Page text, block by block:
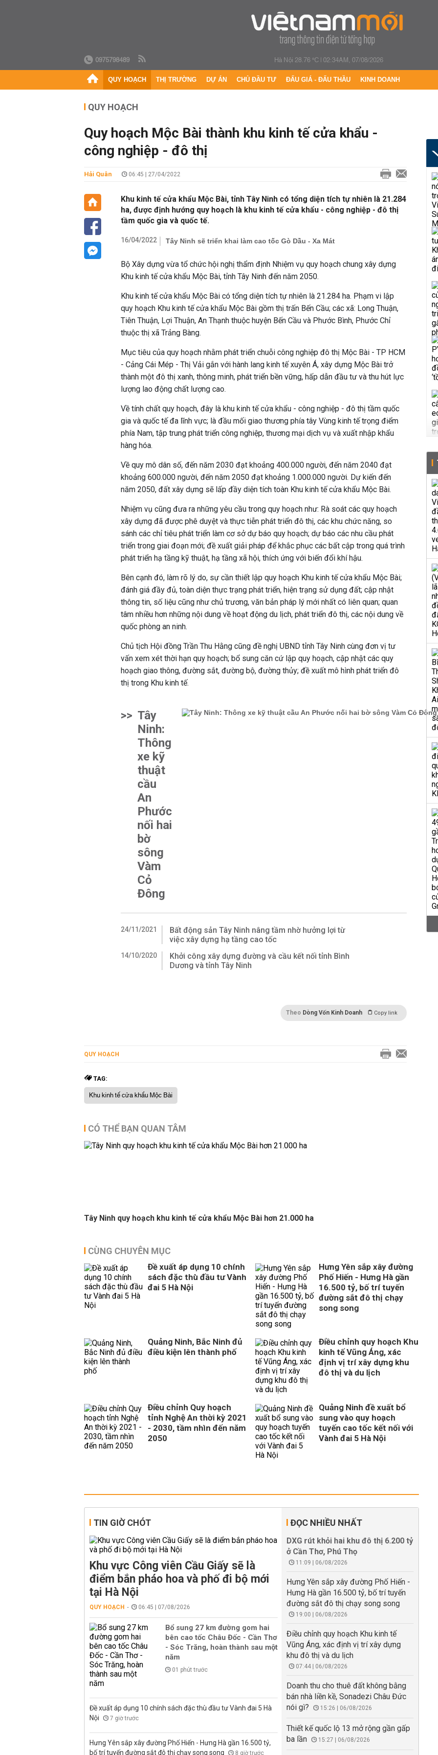
0975798489 Hà Nội 28.76 °C|02:34AM, 07/08/2026
QUY HOẠCH THỊ TRƯỜNG DỰ ÁN CHỦ ĐẦU TƯ ĐẤU GIÁ - ĐẤU THẦU KINH DOANH
QUY HOẠCH
Quy hoạch Mộc Bài thành khu kinh tế cửa khẩu -
công nghiệp - đô thị
Hải Quân 06:45 | 27/04/2022
Khu kinh tế cửa khẩu Mộc Bài, tỉnh Tây Ninh có tổng diện tích tự nhiên là 21.284
ha, được định hướng quy hoạch là khu kinh tế cửa khẩu - công nghiệp - đô thị
tầm quốc gia và quốc tế.
16/04/2022 Tây Ninh sẽ triển khai làm cao tốc Gò Dầu - Xa Mát
Bộ Xây dựng vừa tổ chức hội nghị thẩm định Nhiệm vụ quy hoạch chung xây dựng
Khu kinh tế cửa khẩu Mộc Bài, tỉnh Tây Ninh đến năm 2050.
Khu kinh tếcửa khẩu Mộc Bài có tổng diện tích tự nhiên là 21.284 ha. Phạm vi lập
quy hoạch Khu kinh tế cửa khẩu Mộc Bài gồm thị trấn Bến Cầu; các xã: Long Thuận,
Tiên Thuận, Lợi Thuận, An Thạnh thuộc huyện Bến Cầu và Phước Bình, Phước Chỉ
thuộc thị xã Trảng Bàng.
Mục tiêu của quy hoạch nhằm phát triển chuỗi công nghiệp đô thị Mộc Bài - TP HCM
- Cảng Cái Mép - Thị Vải gắn với hành lang kinh tế xuyên Á, xây dựng Mộc Bài trở
thành một đô thị xanh, thông minh, phát triển bền vững, hấp dẫn đầu tư và thu hút lực
lượng lao động chất lượng cao.
Về tính chất quy hoạch, đây là khu kinh tế cửa khẩu - công nghiệp - đô thị tầm quốc
gia và quốc tế đa lĩnh vực; là đầu mối giao thương phía tây Vùng kinh tế trọng điểm
phía Nam, tập trung phát triển công nghiệp, thương mại dịch vụ và xuất nhập khẩu
hàng hóa.
Về quy mô dân số, đến năm 2030 đạt khoảng 400.000 người, đến năm 2040 đạt
khoảng 600.000 người, đến năm 2050 đạt khoảng 1.000.000 người. Dự kiến đến
năm 2050, đất xây dựng sẽ lấp đầy diện tích toàn Khu kinh tế cửa khẩu Mộc Bài.
Nhiệm vụ cũng đưa ra những yêu cầu trong quy hoạch như: Rà soát các quy hoạch
xây dựng đã được phê duyệt và thực tiễn phát triển đô thị, các khu chức năng, so
sánh các chỉ tiêu phát triển làm cơ sở dự báo quy hoạch; dự báo các nhu cầu phát
triển trong giai đoạn mới; đề xuất giải pháp để khắc phục các bất cập trong quá trình
phát triển hạ tầng kỹ thuật, hạ tầng xã hội, thích ứng với biến đổi khí hậu.
Bên cạnh đó, làm rõ lý do, sự cần thiết lập quy hoạch Khu kinh tế cửa khẩu Mộc Bài;
đánh giá đầy đủ, toàn diện thực trạng phát triển, hiện trạng sử dụng đất; cập nhật
thông tin, số liệu cũng như chủ trương, văn bản pháp lý mới nhất có liên quan; quan
tâm nhiều hơn những nội dung về hoạt động du lịch, phát triển đô thị, các nội dung về
quốc phòng an ninh.
Chủ tịch Hội đồng Trần Thu Hằng cũng đề nghị UBND tỉnh Tây Ninh cùng đơn vị tư
vấn xem xét thời hạn quy hoạch; bổ sung căn cứ lập quy hoạch, cập nhật các quy
hoạch giao thông, đường sắt, đường bộ, đường thủy; đề xuất mô hình phát triển đô
thị trong Khu kinh tế.
>> Tây
Ninh:
Thông
xe kỹ
thuật
cầu
An
Phước
nối hai
bờ
sông
Vàm
Cỏ
Đông
24/11/2021
Bất động sản Tây Ninh nâng tầm nhờ hưởng lợi từ
việc xây dựng hạ tầng cao tốc
14/10/2020
Khởi công xây dựng đường và cầu kết nối tỉnh Bình
Dương và tỉnh Tây Ninh
Theo Dòng Vốn Kinh Doanh Copy link
QUY HOẠCH
TAG:
Khu kinh tế cửa khẩu Mộc Bài
CÓ THỂ BẠN QUAN TÂM
Tây Ninh quy hoạch khu kinh tế cửa khẩu Mộc Bài hơn 21.000 ha
CÙNG CHUYÊN MỤC
Đề xuất áp dụng 10 chính
sách đặc thù đầu tư Vành
đai 5 Hà Nội
Hưng Yên sắp xây đường
Phố Hiến - Hưng Hà gần
16.500 tỷ, bố trí tuyến
đường sắt đô thị chạy
song song
Quảng Ninh, Bắc Ninh đủ
điều kiện lên thành phố
Điều chỉnh quy hoạch Khu
kinh tế Vũng Áng, xác
định vị trí xây dựng khu
đô thị và du lịch
Điều chỉnh Quy hoạch
tỉnh Nghệ An thời kỳ 2021
- 2030, tầm nhìn đến năm
2050
Quảng Ninh đề xuất bổ
sung vào quy hoạch
tuyến cao tốc kết nối với
Vành đai 5 Hà Nội
TIN GIỜ CHÓT
Khu vực Công viên Cầu Giấy sẽ là
điểm bắn pháo hoa và phố đi bộ mới
tại Hà Nội
QUY HOẠCH 06:45 | 07/08/2026
Bổ sung 27 km đường gom hai
bên cao tốc Châu Đốc - Cần Thơ
- Sóc Trăng, hoàn thành sau một
năm
01 phút trước
Đề xuất áp dụng 10 chính sách đặc thù đầu tư Vành đai 5 Hà
Nội
7 giờ trước
Hưng Yên sắp xây đường Phố Hiến - Hưng Hà gần 16.500 tỷ,
bố trí tuyến đường sắt đô thị chạy song song
8 giờ trước
ĐỌC NHIỀU NHẤT
DXG rút khỏi hai khu đô thị 6.200 tỷ
ở Cần Thơ, Phú Thọ
11:09 | 06/08/2026
Hưng Yên sắp xây đường Phố Hiến -
Hưng Hà gần 16.500 tỷ, bố trí tuyến
đường sắt đô thị chạy song song
19:00 | 06/08/2026
Điều chỉnh quy hoạch Khu kinh tế
Vũng Áng, xác định vị trí xây dựng
khu đô thị và du lịch
07:44 | 06/08/2026
Doanh thu cho thuê đất không bằng
bán nhà liền kề, Sonadezi Châu Đức
nói gì?
15:26 | 06/08/2026
Thiết kế quốc lộ 13 mở rộng gần gấp
ba lần
15:27 | 06/08/2026